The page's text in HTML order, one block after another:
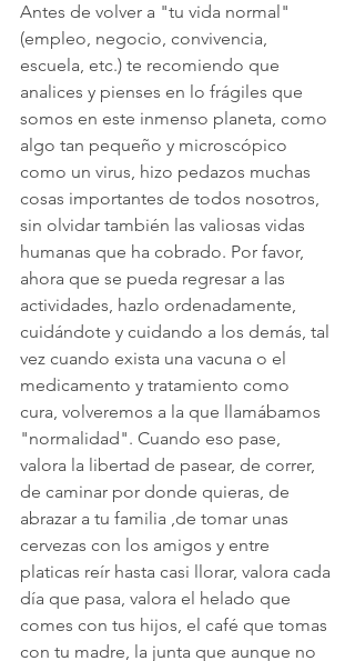
Antes de volver a "tu vida normal"
(empleo, negocio, convivencia,
escuela, etc.) te recomiendo que
analices y pienses en lo frágiles que
somos en este inmenso planeta, como
algo tan pequeño y microscópico
como un virus, hizo pedazos muchas
cosas importantes de todos nosotros,
sin olvidar también las valiosas vidas
humanas que ha cobrado. Por favor,
ahora que se pueda regresar a las
actividades, hazlo ordenadamente,
cuidándote y cuidando a los demás, tal
vez cuando exista una vacuna o el
medicamento y tratamiento como
cura, volveremos a la que llamábamos
"normalidad". Cuando eso pase,
valora la libertad de pasear, de correr,
de caminar por donde quieras, de
abrazar a tu familia ,de tomar unas
cervezas con los amigos y entre
platicas reír hasta casi llorar, valora cada
día que pasa, valora el helado que
comes con tus hijos, el café que tomas
con tu madre, la junta que aunque no